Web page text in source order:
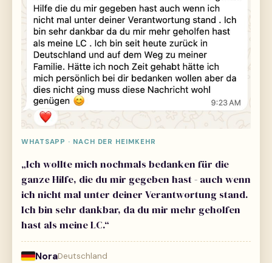
WHATSAPP · NACH DER HEIMKEHR
„Ich wollte mich nochmals bedanken für die
ganze Hilfe, die du mir gegeben hast - auch wenn
ich nicht mal unter deiner Verantwortung stand.
Ich bin sehr dankbar, da du mir mehr geholfen
hast als meine LC.“
NoraDeutschland